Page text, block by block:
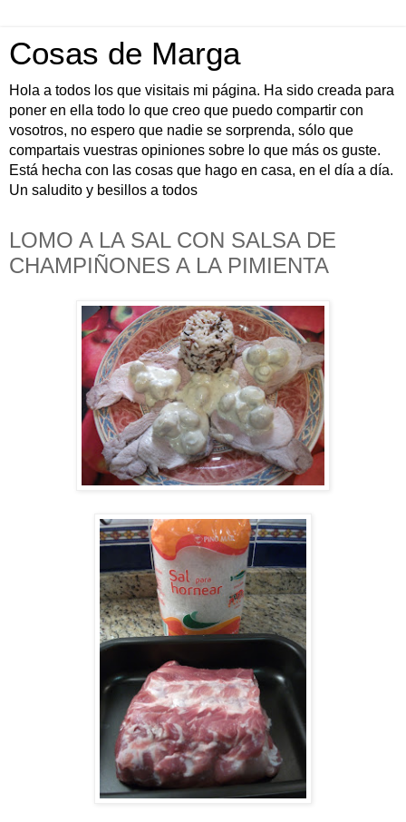
Cosas de Marga
Hola a todos los que visitais mi página. Ha sido creada para
poner en ella todo lo que creo que puedo compartir con
vosotros, no espero que nadie se sorprenda, sólo que
compartais vuestras opiniones sobre lo que más os guste.
Está hecha con las cosas que hago en casa, en el día a día.
Un saludito y besillos a todos
LOMO A LA SAL CON SALSA DE
CHAMPIÑONES A LA PIMIENTA